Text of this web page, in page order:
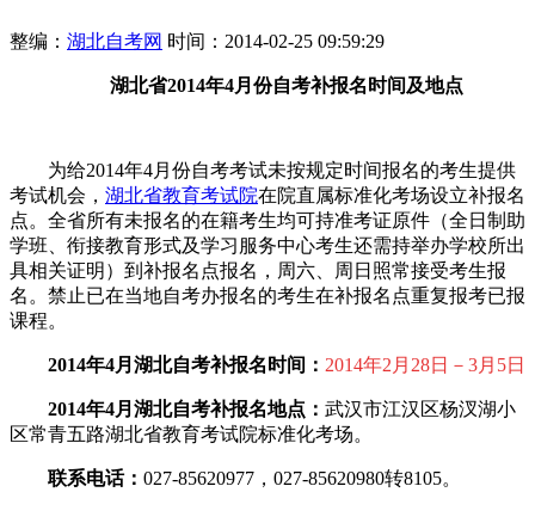
整编： 湖北自考网 时间：2014-02-25 09:59:29
湖北省2014年4月份自考补报名时间及地点
为给2014年4月份自考考试未按规定时间报名的考生提供
考试机会， 湖北省教育考试院在院直属标准化考场设立补报名
点。全省所有未报名的在籍考生均可持准考证原件（全日制助
学班、衔接教育形式及学习服务中心考生还需持举办学校所出
具相关证明）到补报名点报名，周六、周日照常接受考生报
名。禁止已在当地自考办报名的考生在补报名点重复报考已报
课程。
2014年4月湖北自考补报名时间： 2014年2月28日－3月5日
2014年4月湖北自考补报名地点 ： 武汉市江汉区杨汊湖小
区常青五路湖北省教育考试院标准化考场。
联系电话： 027-85620977，027-85620980转8105。